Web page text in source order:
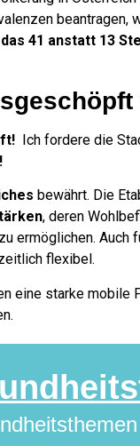
beantragen,
41 anstatt 13
Ich fordere die
bewährt. Die
, deren
ermöglichen. Auch
flexibel.
eine starke mobile